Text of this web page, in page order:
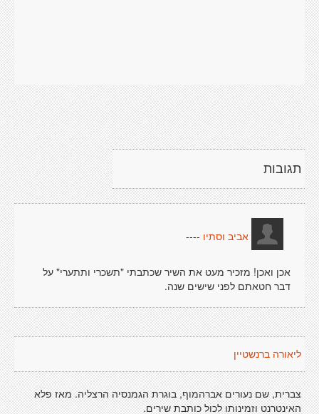
תגובות
אביב וסתיו ----
אכן ואכן! מזכיר מעט את השיר שכתבתי "תשכרי ותתערי" על
דבר חטאתם לפני שישים שנה.
ליאורה ברנשטיין
צברית, שם נעורים אברהמוף, בוגרת הגמנסיה הרצליה. מאז פלא
האינטרנט וזמינותו לכול כותבת שירים.